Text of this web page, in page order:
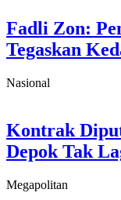
Fadli Zon:
Tegaskan
Nasional
Kontrak
Depok Tak
Megapolitan